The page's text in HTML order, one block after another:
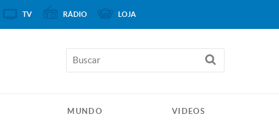
MUNDO VIDEOS
TV RÁDIO LOJA